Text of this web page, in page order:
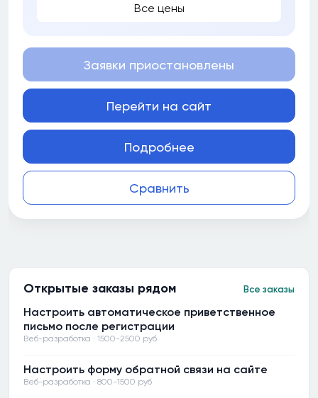
Все цены
Сравнить
Заявки приостановлены
Перейти на сайт
Подробнее
Открытые заказы рядом Все заказы
Настроить автоматическое приветственное
письмо после регистрации
Веб-разработка · 1500-2500 руб
Настроить форму обратной связи на сайте
Веб-разработка · 800-1500 руб